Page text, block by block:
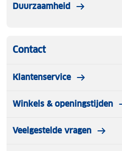
Duurzaamheid
Contact
Klantenservice
Winkels & openingstijden
Veelgestelde vragen